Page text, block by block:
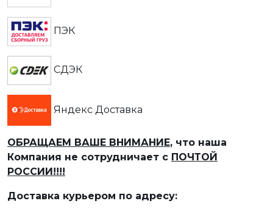
ПЭК
СДЭК
Яндекс Доставка
ОБРАЩАЕМ ВАШЕ ВНИМАНИЕ, что наша
Компания не сотрудничает с ПОЧТОЙ
РОССИИ!!!!
Доставка курьером по адресу: